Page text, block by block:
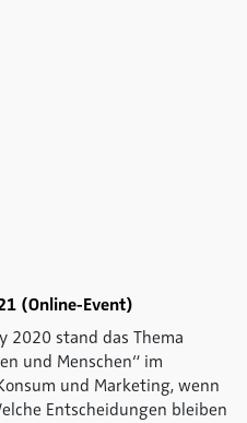
(Online-Event)
2020 stand das Thema
und Menschen“ im
und Marketing, wenn
Entscheidungen bleiben